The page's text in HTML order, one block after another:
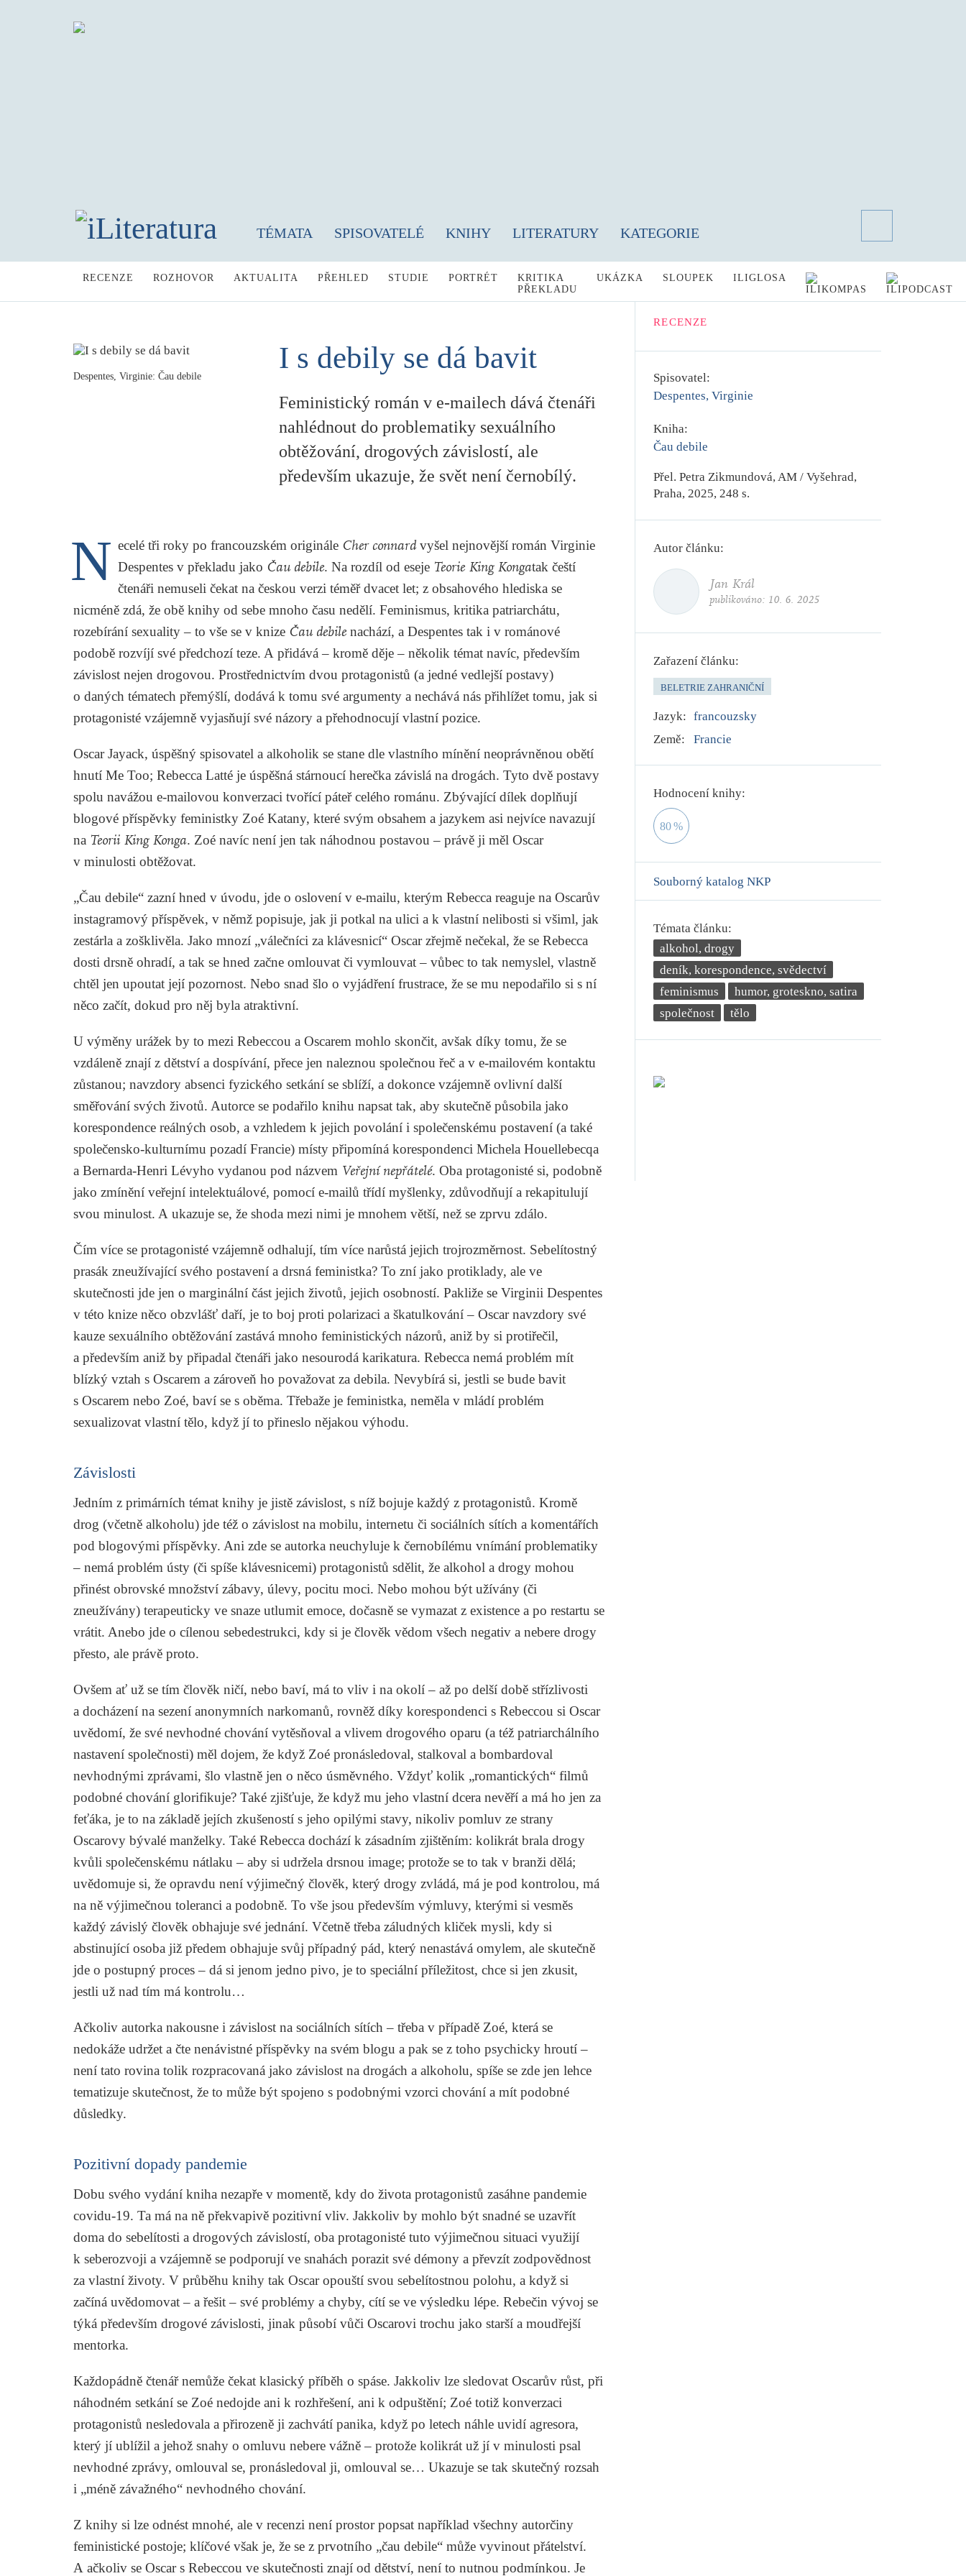
TÉMATA SPISOVATELÉ KNIHY LITERATURY KATEGORIE
RECENZE ROZHOVOR AKTUALITA PŘEHLED STUDIE PORTRÉT
KRITIKA
PŘEKLADU
UKÁZKA SLOUPEK ILIGLOSA
Despentes, Virginie: Čau debile
I s debily se dá bavit
Feministický román v e-mailech dává čtenáři
nahlédnout do problematiky sexuálního
obtěžování, drogových závislostí, ale
především ukazuje, že svět není černobílý.
N ecelé tři roky po francouzském originále Cher connardvyšel nejnovější román Virginie
Despentes v překladu jako Čau debile. Na rozdíl od eseje Teorie King Kongatak čeští
čtenáři nemuseli čekat na českou verzi téměř dvacet let; z obsahového hlediska se
nicméně zdá, že obě knihy od sebe mnoho času nedělí. Feminismus, kritika patriarchátu,
rozebírání sexuality – to vše se v knize Čau debile nachází, a Despentes tak i v románové
podobě rozvíjí své předchozí teze. A přidává – kromě děje – několik témat navíc, především
závislost nejen drogovou. Prostřednictvím dvou protagonistů (a jedné vedlejší postavy)
o daných tématech přemýšlí, dodává k tomu své argumenty a nechává nás přihlížet tomu, jak si
protagonisté vzájemně vyjasňují své názory a přehodnocují vlastní pozice.
Oscar Jayack, úspěšný spisovatel a alkoholik se stane dle vlastního mínění neoprávněnou obětí
hnutí Me Too; Rebecca Latté je úspěšná stárnoucí herečka závislá na drogách. Tyto dvě postavy
spolu navážou e-mailovou konverzaci tvořící páteř celého románu. Zbývající dílek doplňují
blogové příspěvky feministky Zoé Katany, které svým obsahem a jazykem asi nejvíce navazují
na Teorii King Konga. Zoé navíc není jen tak náhodnou postavou – právě ji měl Oscar
v minulosti obtěžovat.
„Čau debile“ zazní hned v úvodu, jde o oslovení v e-mailu, kterým Rebecca reaguje na Oscarův
instagramový příspěvek, v němž popisuje, jak ji potkal na ulici a k vlastní nelibosti si všiml, jak
zestárla a zošklivěla. Jako mnozí „válečníci za klávesnicí“ Oscar zřejmě nečekal, že se Rebecca
dosti drsně ohradí, a tak se hned začne omlouvat či vymlouvat – vůbec to tak nemyslel, vlastně
chtěl jen upoutat její pozornost. Nebo snad šlo o vyjádření frustrace, že se mu nepodařilo si s ní
něco začít, dokud pro něj byla atraktivní.
U výměny urážek by to mezi Rebeccou a Oscarem mohlo skončit, avšak díky tomu, že se
vzdáleně znají z dětství a dospívání, přece jen naleznou společnou řeč a v e-mailovém kontaktu
zůstanou; navzdory absenci fyzického setkání se sblíží, a dokonce vzájemně ovlivní další
směřování svých životů. Autorce se podařilo knihu napsat tak, aby skutečně působila jako
korespondence reálných osob, a vzhledem k jejich povolání i společenskému postavení (a také
společensko-kulturnímu pozadí Francie) místy připomíná korespondenci Michela Houellebecqa
a Bernarda-Henri Lévyho vydanou pod názvem Veřejní nepřátelé. Oba protagonisté si, podobně
jako zmínění veřejní intelektuálové, pomocí e-mailů třídí myšlenky, zdůvodňují a rekapitulují
svou minulost. A ukazuje se, že shoda mezi nimi je mnohem větší, než se zprvu zdálo.
Čím více se protagonisté vzájemně odhalují, tím více narůstá jejich trojrozměrnost. Sebelítostný
prasák zneužívající svého postavení a drsná feministka? To zní jako protiklady, ale ve
skutečnosti jde jen o marginální část jejich životů, jejich osobností. Pakliže se Virginii Despentes
v této knize něco obzvlášť daří, je to boj proti polarizaci a škatulkování – Oscar navzdory své
kauze sexuálního obtěžování zastává mnoho feministických názorů, aniž by si protiřečil,
a především aniž by připadal čtenáři jako nesourodá karikatura. Rebecca nemá problém mít
blízký vztah s Oscarem a zároveň ho považovat za debila. Nevybírá si, jestli se bude bavit
s Oscarem nebo Zoé, baví se s oběma. Třebaže je feministka, neměla v mládí problém
sexualizovat vlastní tělo, když jí to přineslo nějakou výhodu.
Závislosti
Jedním z primárních témat knihy je jistě závislost, s níž bojuje každý z protagonistů. Kromě
drog (včetně alkoholu) jde též o závislost na mobilu, internetu či sociálních sítích a komentářích
pod blogovými příspěvky. Ani zde se autorka neuchyluje k černobílému vnímání problematiky
– nemá problém ústy (či spíše klávesnicemi) protagonistů sdělit, že alkohol a drogy mohou
přinést obrovské množství zábavy, úlevy, pocitu moci. Nebo mohou být užívány (či
zneužívány) terapeuticky ve snaze utlumit emoce, dočasně se vymazat z existence a po restartu se
vrátit. Anebo jde o cílenou sebedestrukci, kdy si je člověk vědom všech negativ a nebere drogy
přesto, ale právě proto.
Ovšem ať už se tím člověk ničí, nebo baví, má to vliv i na okolí – až po delší době střízlivosti
a docházení na sezení anonymních narkomanů, rovněž díky korespondenci s Rebeccou si Oscar
uvědomí, že své nevhodné chování vytěsňoval a vlivem drogového oparu (a též patriarchálního
nastavení společnosti) měl dojem, že když Zoé pronásledoval, stalkoval a bombardoval
nevhodnými zprávami, šlo vlastně jen o něco úsměvného. Vždyť kolik „romantických“ filmů
podobné chování glorifikuje? Také zjišťuje, že když mu jeho vlastní dcera nevěří a má ho jen za
feťáka, je to na základě jejích zkušeností s jeho opilými stavy, nikoliv pomluv ze strany
Oscarovy bývalé manželky. Také Rebecca dochází k zásadním zjištěním: kolikrát brala drogy
kvůli společenskému nátlaku – aby si udržela drsnou image; protože se to tak v branži dělá;
uvědomuje si, že opravdu není výjimečný člověk, který drogy zvládá, má je pod kontrolou, má
na ně výjimečnou toleranci a podobně. To vše jsou především výmluvy, kterými si vesměs
každý závislý člověk obhajuje své jednání. Včetně třeba záludných kliček mysli, kdy si
abstinující osoba již předem obhajuje svůj případný pád, který nenastává omylem, ale skutečně
jde o postupný proces – dá si jenom jedno pivo, je to speciální příležitost, chce si jen zkusit,
jestli už nad tím má kontrolu…
Ačkoliv autorka nakousne i závislost na sociálních sítích – třeba v případě Zoé, která se
nedokáže udržet a čte nenávistné příspěvky na svém blogu a pak se z toho psychicky hroutí –
není tato rovina tolik rozpracovaná jako závislost na drogách a alkoholu, spíše se zde jen lehce
tematizuje skutečnost, že to může být spojeno s podobnými vzorci chování a mít podobné
důsledky.
Pozitivní dopady pandemie
Dobu svého vydání kniha nezapře v momentě, kdy do života protagonistů zasáhne pandemie
covidu-19. Ta má na ně překvapivě pozitivní vliv. Jakkoliv by mohlo být snadné se uzavřít
doma do sebelítosti a drogových závislostí, oba protagonisté tuto výjimečnou situaci využijí
k seberozvoji a vzájemně se podporují ve snahách porazit své démony a převzít zodpovědnost
za vlastní životy. V průběhu knihy tak Oscar opouští svou sebelítostnou polohu, a když si
začíná uvědomovat – a řešit – své problémy a chyby, cítí se ve výsledku lépe. Rebečin vývoj se
týká především drogové závislosti, jinak působí vůči Oscarovi trochu jako starší a moudřejší
mentorka.
Každopádně čtenář nemůže čekat klasický příběh o spáse. Jakkoliv lze sledovat Oscarův růst, při
náhodném setkání se Zoé nedojde ani k rozhřešení, ani k odpuštění; Zoé totiž konverzaci
protagonistů nesledovala a přirozeně ji zachvátí panika, když po letech náhle uvidí agresora,
který jí ublížil a jehož snahy o omluvu nebere vážně – protože kolikrát už jí v minulosti psal
nevhodné zprávy, omlouval se, pronásledoval ji, omlouval se… Ukazuje se tak skutečný rozsah
i „méně závažného“ nevhodného chování.
Z knihy si lze odnést mnohé, ale v recenzi není prostor popsat například všechny autorčiny
feministické postoje; klíčové však je, že se z prvotního „čau debile“ může vyvinout přátelství.
A ačkoliv se Oscar s Rebeccou ve skutečnosti znají od dětství, není to nutnou podmínkou. Je
RECENZE
Spisovatel:
Despentes, Virginie
Kniha:
Čau debile
Přel. Petra Zikmundová, AM / Vyšehrad,
Praha, 2025, 248 s.
Autor článku:
Jan Král
publikováno: 10. 6. 2025
Zařazení článku:
BELETRIE ZAHRANIČNÍ
Jazyk: francouzsky
Země:
Francie
Hodnocení knihy:
80 %
Souborný katalog NKP
Témata článku:
alkohol, drogy
deník, korespondence, svědectví
feminismus
humor, groteskno, satira
společnost
tělo